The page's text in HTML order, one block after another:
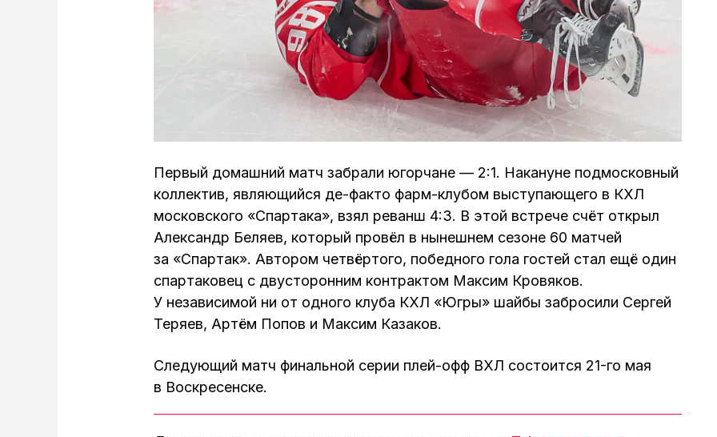
Первый домашний матч забрали югорчане — 2:1. Накануне подмосковный
коллектив, являющийся де-факто фарм-клубом выступающего в КХЛ
московского «Спартака», взял реванш 4:3. В этой встрече счёт открыл
Александр Беляев, который провёл в нынешнем сезоне 60 матчей
за «Спартак». Автором четвёртого, победного гола гостей стал ещё один
спартаковец с двусторонним контрактом Максим Кровяков.
У независимой ни от одного клуба КХЛ «Югры» шайбы забросили Сергей
Теряев, Артём Попов и Максим Казаков.
Следующий матч финальной серии плей-офф ВХЛ состоится 21-го мая
в Воскресенске.